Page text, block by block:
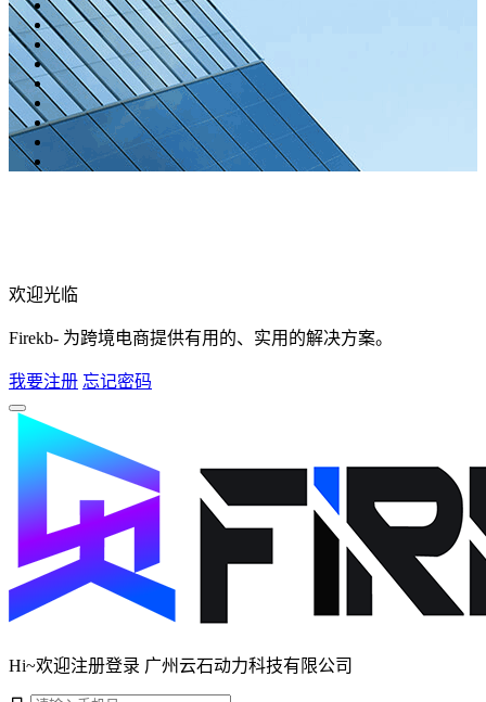
欢迎光临
Firekb- 为跨境电商提供有用的、实用的解决方案。
我要注册 忘记密码
Hi~欢迎注册登录 广州云石动力科技有限公司